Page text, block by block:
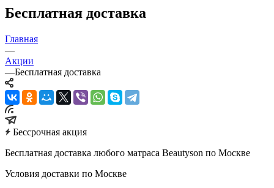
Бесплатная доставка
Главная
—
Акции
—Бесплатная доставка
Бессрочная акция
Бесплатная доставка любого матраса Beautyson по Москве
Условия доставки по Москве